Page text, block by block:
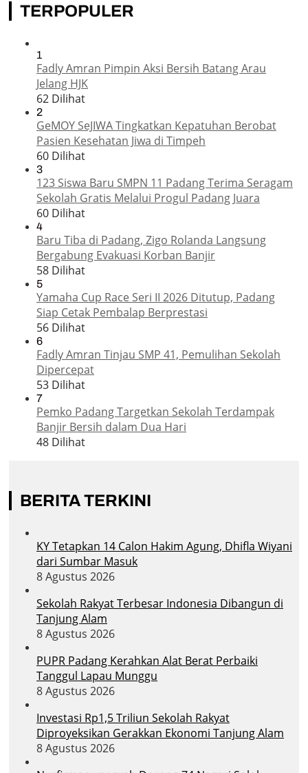
TERPOPULER
1
Fadly Amran Pimpin Aksi Bersih Batang Arau
Jelang HJK
62 Dilihat
2
GeMOY SeJIWA Tingkatkan Kepatuhan Berobat
Pasien Kesehatan Jiwa di Timpeh
60 Dilihat
3
123 Siswa Baru SMPN 11 Padang Terima Seragam
Sekolah Gratis Melalui Progul Padang Juara
60 Dilihat
4
Baru Tiba di Padang, Zigo Rolanda Langsung
Bergabung Evakuasi Korban Banjir
58 Dilihat
5
Yamaha Cup Race Seri II 2026 Ditutup, Padang
Siap Cetak Pembalap Berprestasi
56 Dilihat
6
Fadly Amran Tinjau SMP 41, Pemulihan Sekolah
Dipercepat
53 Dilihat
7
Pemko Padang Targetkan Sekolah Terdampak
Banjir Bersih dalam Dua Hari
48 Dilihat
BERITA TERKINI
KY Tetapkan 14 Calon Hakim Agung, Dhifla Wiyani
dari Sumbar Masuk
8 Agustus 2026
Sekolah Rakyat Terbesar Indonesia Dibangun di
Tanjung Alam
8 Agustus 2026
PUPR Padang Kerahkan Alat Berat Perbaiki
Tanggul Lapau Munggu
8 Agustus 2026
Investasi Rp1,5 Triliun Sekolah Rakyat
Diproyeksikan Gerakkan Ekonomi Tanjung Alam
8 Agustus 2026